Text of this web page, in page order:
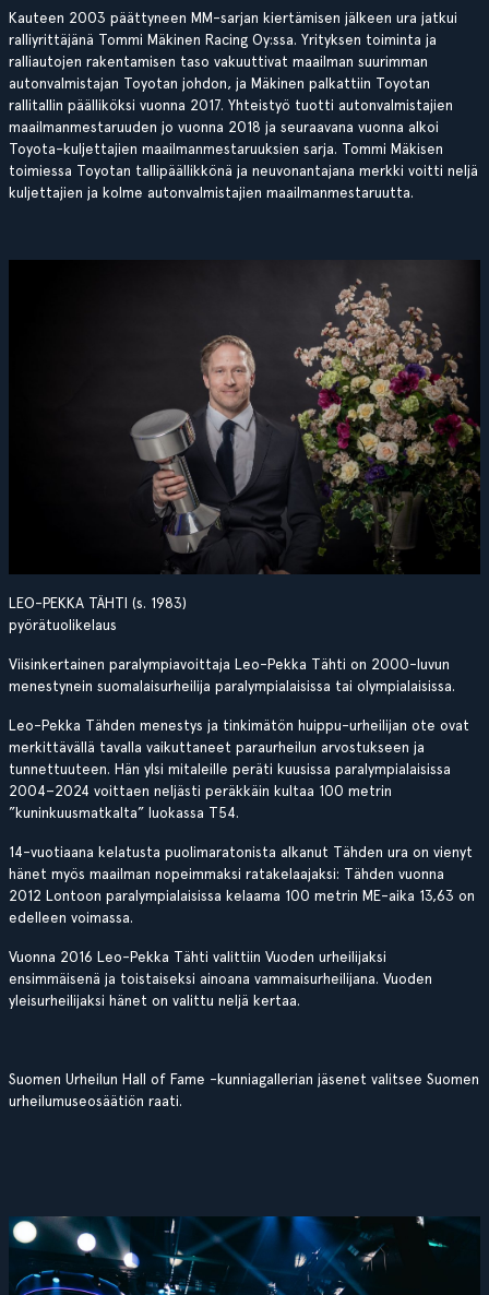
Kauteen 2003 päättyneen MM-sarjan kiertämisen jälkeen ura jatkui
ralliyrittäjänä Tommi Mäkinen Racing Oy:ssa. Yrityksen toiminta ja
ralliautojen rakentamisen taso vakuuttivat maailman suurimman
autonvalmistajan Toyotan johdon, ja Mäkinen palkattiin Toyotan
rallitallin päälliköksi vuonna 2017. Yhteistyö tuotti autonvalmistajien
maailmanmestaruuden jo vuonna 2018 ja seuraavana vuonna alkoi
Toyota-kuljettajien maailmanmestaruuksien sarja. Tommi Mäkisen
toimiessa Toyotan tallipäällikkönä ja neuvonantajana merkki voitti neljä
kuljettajien ja kolme autonvalmistajien maailmanmestaruutta.
LEO-PEKKA TÄHTI (s. 1983)
pyörätuolikelaus
Viisinkertainen paralympiavoittaja Leo-Pekka Tähti on 2000-luvun
menestynein suomalaisurheilija paralympialaisissa tai olympialaisissa.
Leo-Pekka Tähden menestys ja tinkimätön huippu-urheilijan ote ovat
merkittävällä tavalla vaikuttaneet paraurheilun arvostukseen ja
tunnettuuteen. Hän ylsi mitaleille peräti kuusissa paralympialaisissa
2004–2024 voittaen neljästi peräkkäin kultaa 100 metrin
”kuninkuusmatkalta” luokassa T54.
14-vuotiaana kelatusta puolimaratonista alkanut Tähden ura on vienyt
hänet myös maailman nopeimmaksi ratakelaajaksi: Tähden vuonna
2012 Lontoon paralympialaisissa kelaama 100 metrin ME-aika 13,63 on
edelleen voimassa.
Vuonna 2016 Leo-Pekka Tähti valittiin Vuoden urheilijaksi
ensimmäisenä ja toistaiseksi ainoana vammaisurheilijana. Vuoden
yleisurheilijaksi hänet on valittu neljä kertaa.
Suomen Urheilun Hall of Fame -kunniagallerian jäsenet valitsee Suomen
urheilumuseosäätiön raati.